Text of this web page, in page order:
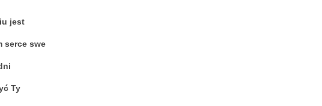
jest
serce swe
Ty